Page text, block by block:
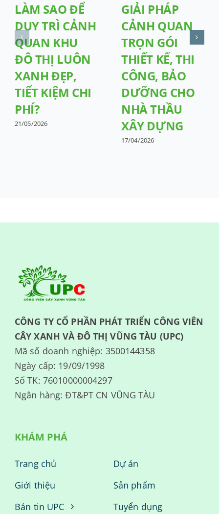
LÀM SAO ĐỂ
DUY TRÌ CẢNH
QUAN KHU
ĐÔ THỊ LUÔN
XANH ĐẸP,
TIẾT KIỆM CHI
PHÍ?
21/05/2026
GIẢI PHÁP
CẢNH QUAN
TRỌN GÓI
THIẾT KẾ, THI
CÔNG, BẢO
DƯỠNG CHO
NHÀ THẦU
XÂY DỰNG
17/04/2026
CÔNG TY CỔ PHẦN PHÁT TRIỂN CÔNG VIÊN
CÂY XANH VÀ ĐÔ THỊ VŨNG TÀU (UPC)
Mã số doanh nghiệp: 3500144358
Ngày cấp: 19/09/1998
Số TK: 76010000004297
Ngân hàng: ĐT&PT CN VŨNG TÀU
KHÁM PHÁ
Trang chủ
Giới thiệu
Bản tin UPC
Dự án
Sản phẩm
Tuyển dụng